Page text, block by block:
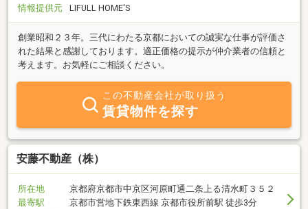
情報提供元
LIFULL HOME'S
創業昭和２３年。三代にわたる京都においての誠実な仕事が評価さ
れた結果と感謝しております。適正価格の提示が仲介業者の信頼と
考えます。お気軽にご相談ください。
この不動産会社が取り扱う
賃貸物件を探す
安藤不動産（株）
所在地
京都府京都市中京区河原町通二条上る清水町３５２
最寄駅
京都市営地下鉄東西線 京都市役所前駅 徒歩3分